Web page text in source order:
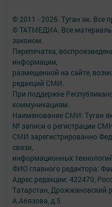
© 2011 - 2026. Туган як. Все
© ТАТМЕДИА. Все
законом.
Перепечатка,
информации,
размещенной на сайте,
редакций СМИ.
При поддержке
коммуникациям.
Наименование СМИ: Туган
№ записи о регистрации
СМИ зарегистрированно
связи,
информационных
ФИО главного редактора:
Адрес редакции: 422470,
Татарстан, Дрожжановский
А.Абязова, д.5